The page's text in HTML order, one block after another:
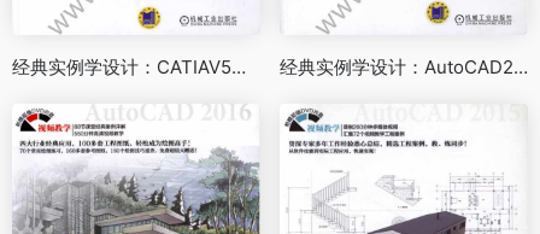
经典实例学设计：CATIAV5从入门到精通 经典实例学设计：AutoCAD2016室内设计从入门到精通